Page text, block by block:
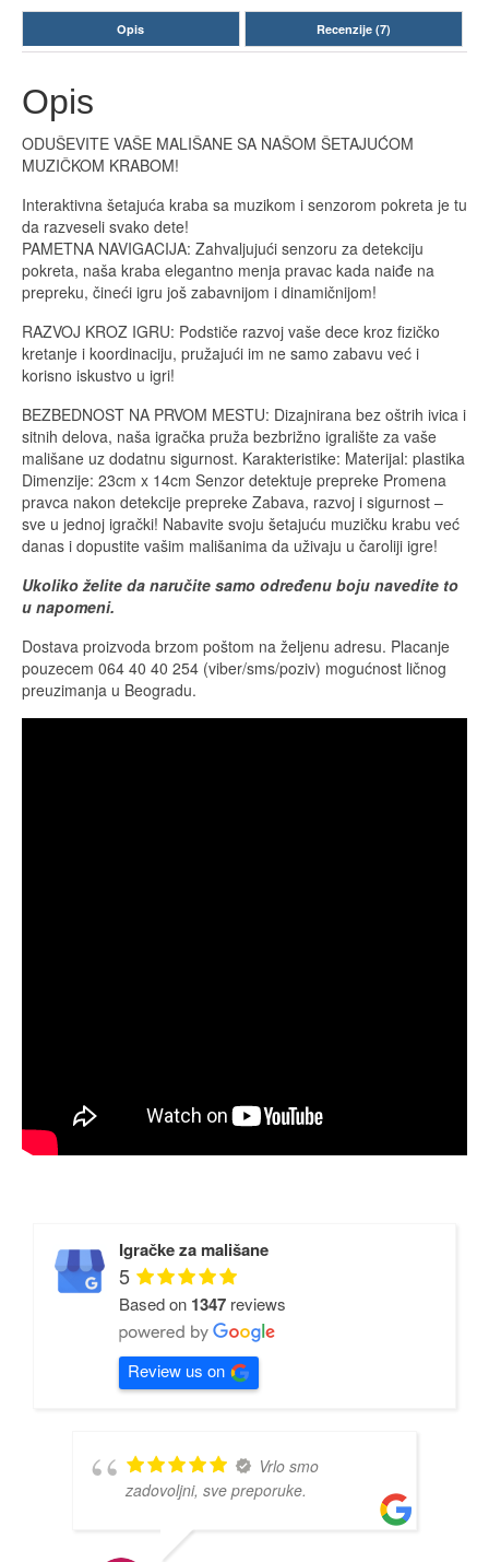
Opis Recenzije (7)
Opis
ODUŠEVITE VAŠE MALIŠANE SA NAŠOM ŠETAJUĆOM
MUZIČKOM KRABOM!
Interaktivna šetajuća kraba sa muzikom i senzorom pokreta je tu
da razveseli svako dete!
PAMETNA NAVIGACIJA: Zahvaljujući senzoru za detekciju
pokreta, naša kraba elegantno menja pravac kada naiđe na
prepreku, čineći igru još zabavnijom i dinamičnijom!
RAZVOJ KROZ IGRU: Podstiče razvoj vaše dece kroz fizičko
kretanje i koordinaciju, pružajući im ne samo zabavu već i
korisno iskustvo u igri!
BEZBEDNOST NA PRVOM MESTU: Dizajnirana bez oštrih ivica i
sitnih delova, naša igračka pruža bezbrižno igralište za vaše
mališane uz dodatnu sigurnost. Karakteristike: Materijal: plastika
Dimenzije: 23cm x 14cm Senzor detektuje prepreke Promena
pravca nakon detekcije prepreke Zabava, razvoj i sigurnost –
sve u jednoj igrački! Nabavite svoju šetajuću muzičku krabu već
danas i dopustite vašim mališanima da uživaju u čaroliji igre!
Ukoliko želite da naručite samo određenu boju navedite to
u napomeni.
Dostava proizvoda brzom poštom na željenu adresu. Placanje
pouzecem 064 40 40 254 (viber/sms/poziv) mogućnost ličnog
preuzimanja u Beogradu.
Igračke za mališane
5
Based on 1347 reviews
Review us on
Vrlo smo
zadovoljni, sve preporuke.